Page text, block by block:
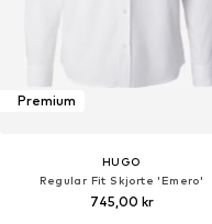
Premium
HUGO
Regular Fit Skjorte 'Emero'
745,00 kr